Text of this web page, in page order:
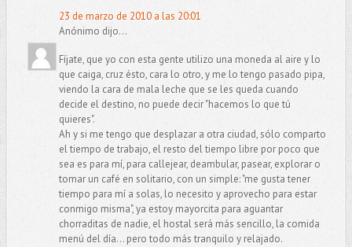
23 de marzo de 2010 a las 20:01
Anónimo dijo...
Fíjate, que yo con esta gente utilizo una moneda al aire y lo
que caiga, cruz ésto, cara lo otro, y me lo tengo pasado pipa,
viendo la cara de mala leche que se les queda cuando
decide el destino, no puede decir "hacemos lo que tú
quieres".
Ah y si me tengo que desplazar a otra ciudad, sólo comparto
el tiempo de trabajo, el resto del tiempo libre por poco que
sea es para mí, para callejear, deambular, pasear, explorar o
tomar un café en solitario, con un simple: "me gusta tener
tiempo para mí a solas, lo necesito y aprovecho para estar
conmigo misma", ya estoy mayorcita para aguantar
chorraditas de nadie, el hostal será más sencillo, la comida
menú del día... pero todo más tranquilo y relajado.